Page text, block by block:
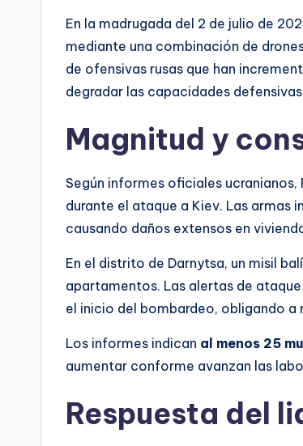
En la madrugada del 2 de julio de
mediante una combinación de
de ofensivas rusas que han
degradar las capacidades
Magnitud y
Según informes oficiales ucranianos,
durante el ataque a Kiev. Las armas
causando daños extensos en
En el distrito de Darnytsa, un misil
apartamentos. Las alertas de
el inicio del bombardeo, obligando a
Los informes indican al menos 25
aumentar conforme avanzan las
Respuesta del